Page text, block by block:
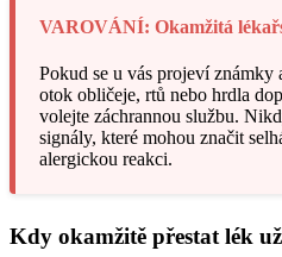
VAROVÁNÍ: Okamžitá
Pokud se u vás projeví
otok obličeje, rtů nebo hrdla
volejte záchrannou službu.
signály, které mohou značit
alergickou reakci.
Kdy okamžitě přestat lék